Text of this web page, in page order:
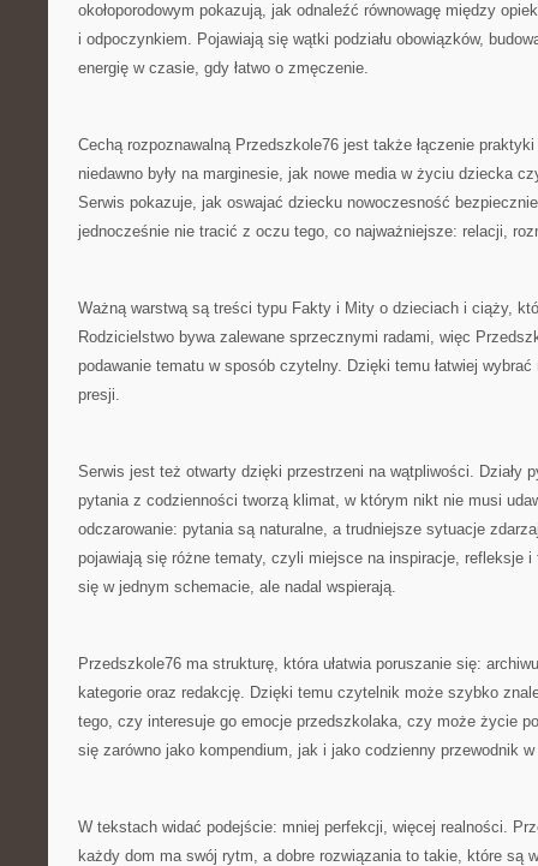
okołoporodowym pokazują, jak odnaleźć równowagę między
i odpoczynkiem. Pojawiają się wątki podziału obowiązków,
energię w czasie, gdy łatwo o zmęczenie.
Cechą rozpoznawalną Przedszkole76 jest także łączenie
niedawno były na marginesie, jak nowe media w życiu dziecka
Serwis pokazuje, jak oswajać dziecku nowoczesność
jednocześnie nie tracić z oczu tego, co najważniejsze: relacji,
Ważną warstwą są treści typu Fakty i Mity o dzieciach i ciąży,
Rodzicielstwo bywa zalewane sprzecznymi radami, więc
podawanie tematu w sposób czytelny. Dzięki temu łatwiej
presji.
Serwis jest też otwarty dzięki przestrzeni na wątpliwości. Działy
pytania z codzienności tworzą klimat, w którym nikt nie musi
odczarowanie: pytania są naturalne, a trudniejsze sytuacje
pojawiają się różne tematy, czyli miejsce na inspiracje, refleksje
się w jednym schemacie, ale nadal wspierają.
Przedszkole76 ma strukturę, która ułatwia poruszanie się:
kategorie oraz redakcję. Dzięki temu czytelnik może szybko
tego, czy interesuje go emocje przedszkolaka, czy może życie
się zarówno jako kompendium, jak i jako codzienny przewodnik
W tekstach widać podejście: mniej perfekcji, więcej realności.
każdy dom ma swój rytm, a dobre rozwiązania to takie, które są